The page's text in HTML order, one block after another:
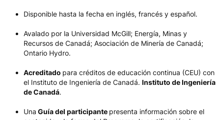
Disponible hasta la fecha en inglés, francés y español.
Avalado por la Universidad McGill; Energía, Minas y
Recursos de Canadá; Asociación de Minería de Canadá;
Ontario Hydro.
Acreditado para créditos de educación continua (CEU) con
el Instituto de Ingeniería de Canadá. Instituto de Ingeniería
de Canadá.
Una Guía del participante presenta información sobre el